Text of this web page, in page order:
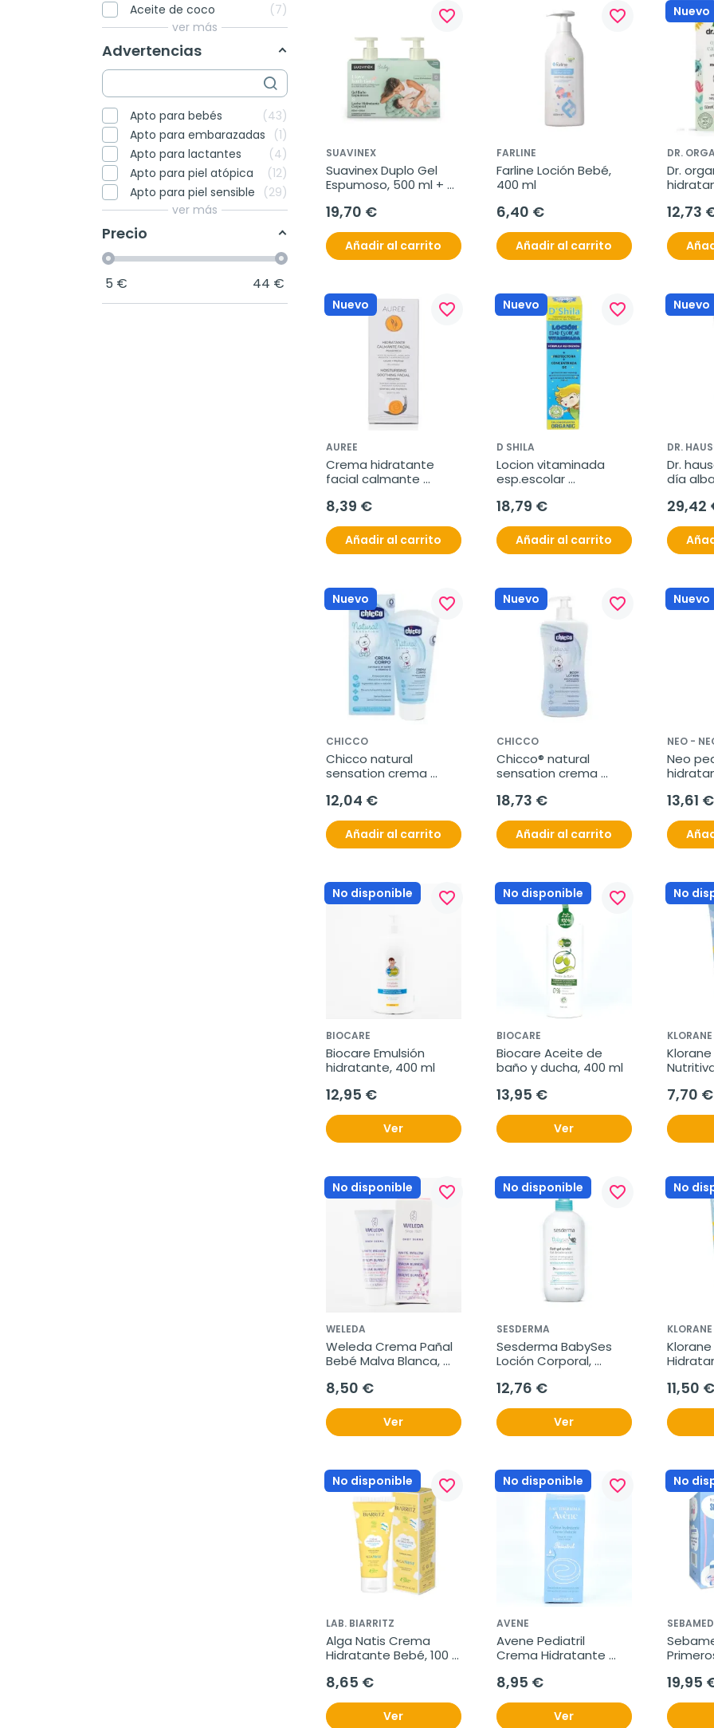
Aceite de coco
7
ver más
Advertencias
Apto para bebés
43
Apto para embarazadas
1
Apto para lactantes
4
Apto para piel atópica
12
Apto para piel sensible
29
ver más
Precio
5 € 44 €
favorite_border
SUAVINEX
Suavinex Duplo Gel
Espumoso, 500 ml +
19,70 €
Añadir al carrito
favorite_border
FARLINE
Farline Loción Bebé,
400 ml
6,40 €
Añadir al carrito
Nuevo
DR.
Dr.
12,73
Nuevo favorite_border
AUREE
Crema hidratante
facial calmante
8,39 €
Añadir al carrito
Nuevo favorite_border
D SHILA
Locion vitaminada
esp.escolar
18,79 €
Añadir al carrito
Nuevo
DR.
Dr.
día
29,42
Nuevo favorite_border
CHICCO
Chicco natural
sensation crema
12,04 €
Añadir al carrito
Nuevo favorite_border
CHICCO
Chicco® natural
sensation crema
18,73 €
Añadir al carrito
Nuevo
NEO -
Neo
13,61 €
No disponible favorite_border
BIOCARE
Biocare Emulsión
hidratante, 400 ml
12,95 €
Ver
No disponible favorite_border
BIOCARE
Biocare Aceite de
baño y ducha, 400 ml
13,95 €
Ver
No
KLORANE
7,70 €
No disponible favorite_border
WELEDA
Weleda Crema Pañal
Bebé Malva Blanca,
8,50 €
Ver
No disponible favorite_border
SESDERMA
Sesderma BabySes
Loción Corporal,
12,76 €
Ver
No
KLORANE
11,50 €
No disponible favorite_border
LAB. BIARRITZ
Alga Natis Crema
Hidratante Bebé, 100
8,65 €
Ver
No disponible favorite_border
AVENE
Avene Pediatril
Crema Hidratante
8,95 €
Ver
No
SEBAMED
19,95